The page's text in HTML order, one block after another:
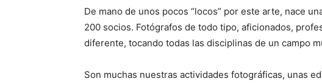
De mano de unos pocos “locos” por este arte, nace
200 socios. Fotógrafos de todo tipo, aficionados,
diferente, tocando todas las disciplinas de un campo
Son muchas nuestras actividades fotográficas, unas